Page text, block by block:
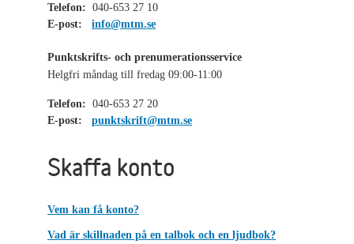
Telefon: 040-653 27 10
E-post:
info@mtm.se
Punktskrifts- och prenumerationsservice
Helgfri måndag till fredag 09:00-11:00
Telefon: 040-653 27 20
E-post:
punktskrift@mtm.se
Skaffa konto
Vem kan få konto?
Vad är skillnaden på en talbok och en ljudbok?